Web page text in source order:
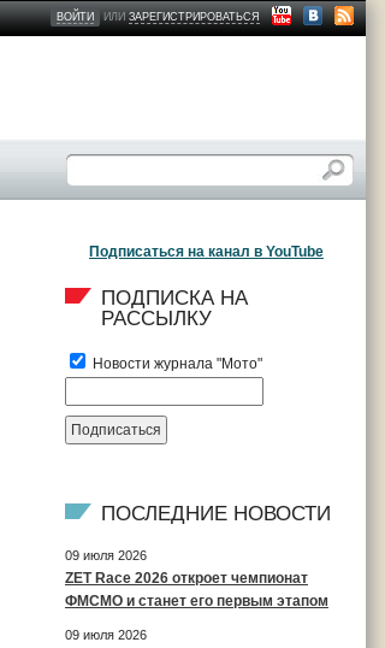
ВОЙТИ ИЛИЗАРЕГИСТРИРОВАТЬСЯ
Подписаться на канал в YouTube
ПОДПИСКА НА
РАССЫЛКУ
Новости журнала "Мото"
ПОСЛЕДНИЕ НОВОСТИ
09 июля 2026
ZET Race 2026 откроет чемпионат
ФМСМО и станет его первым этапом
09 июля 2026